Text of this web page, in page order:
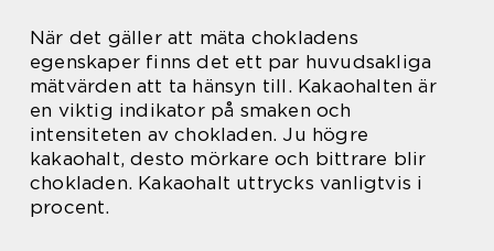
När det gäller att mäta chokladens
egenskaper finns det ett par huvudsakliga
mätvärden att ta hänsyn till. Kakaohalten är
en viktig indikator på smaken och
intensiteten av chokladen. Ju högre
kakaohalt, desto mörkare och bittrare blir
chokladen. Kakaohalt uttrycks vanligtvis i
procent.